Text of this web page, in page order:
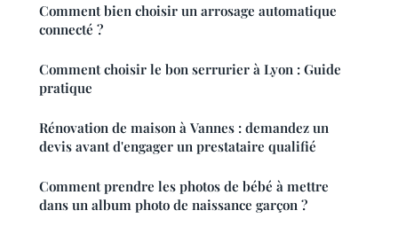
Comment bien choisir un arrosage automatique
connecté ?
Comment choisir le bon serrurier à Lyon : Guide
pratique
Rénovation de maison à Vannes : demandez un
devis avant d'engager un prestataire qualifié
Comment prendre les photos de bébé à mettre
dans un album photo de naissance garçon ?